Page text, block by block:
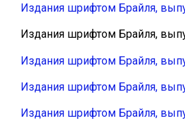
Издания шрифтом Брайля,
Издания шрифтом Брайля,
Издания шрифтом Брайля,
Издания шрифтом Брайля,
Издания шрифтом Брайля,